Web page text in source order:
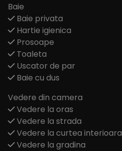
Baie
Baie privata
Hartie igienica
Prosoape
Toaleta
Uscator de par
Baie cu dus
Vedere din camera
Vedere la oras
Vedere la strada
Vedere la curtea interioara
Vedere la gradina